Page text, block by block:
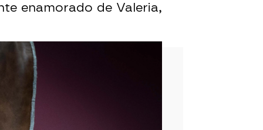
enamorado de Valeria,